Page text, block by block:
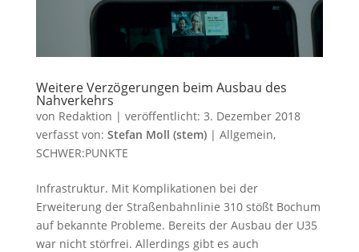
Weitere Verzögerungen beim Ausbau des
Nahverkehrs
von Redaktion | veröffentlicht: 3. Dezember 2018
verfasst von: Stefan Moll (stem)| Allgemein,
SCHWER:PUNKTE
Infrastruktur. Mit Komplikationen bei der
Erweiterung der Straßenbahnlinie 310 stößt Bochum
auf bekannte Probleme. Bereits der Ausbau der U35
war nicht störfrei. Allerdings gibt es auch